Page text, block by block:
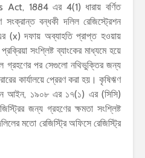
1884 এর 4(1) ধারায় বর্ণিত
সংক্রান্ত বন্ধকী দলিল রেজিস্ট্রেশন
দফায় অব্যাহতি প্রাপ্ত হওয়ায়
সংশ্লিষ্ট ব্যাংকের মাধ্যমে হয়ে
গ্রহণের পর সেগুলো নথিভুক্তির জন্য
কার্যালয়ে প্রেরণ করা হয়। কৃষিঋণ
আইন, ১৯০৮ এর ১৭(১) এর (সিসি)
জন্য গ্রহণের ক্ষমতা সংশ্লিষ্ট
মতো রেজিস্ট্রি অফিসে রেজিস্ট্রি